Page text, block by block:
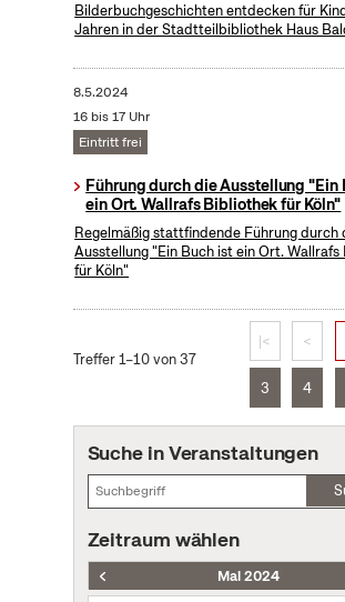
Bilderbuchgeschichten entdecken für
Jahren in der Stadtteilbibliothek Haus
8.5.2024
16 bis 17 Uhr
Eintritt frei
Führung durch die Ausstellung "Ein
ein Ort. Wallrafs Bibliothek für Köln"
Regelmäßig stattfindende Führung durch
Ausstellung "Ein Buch ist ein Ort.
für Köln"
Treffer 1–10 von 37
|< <
3 4
Suche in Veranstaltungen
Zeitraum wählen
Mai 2024